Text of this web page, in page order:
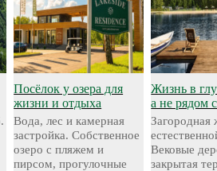
Посёлок у озера для
жизни и отдыха
Вода, лес и камерная
застройка. Собственное
озеро с пляжем и
пирсом, прогулочные
Жизнь в
а не рядом
Загородная
Вековые
закрытая